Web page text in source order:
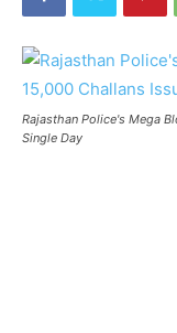
Rajasthan Police's Mega
Single Day